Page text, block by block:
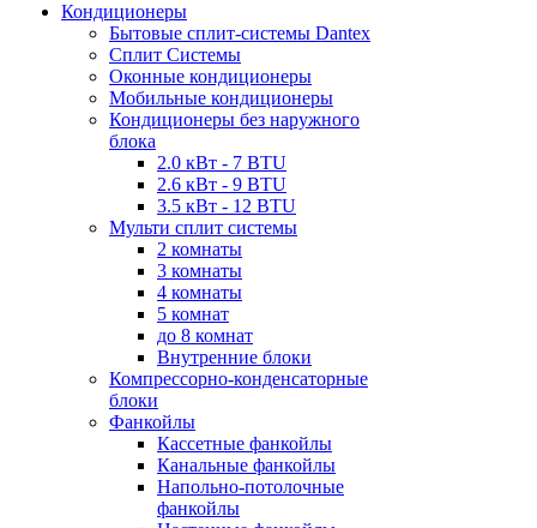
Кондиционеры
Бытовые сплит-системы Dantex
Сплит Системы
Оконные кондиционеры
Мобильные кондиционеры
Кондиционеры без наружного
блока
2.0 кВт - 7 BTU
2.6 кВт - 9 BTU
3.5 кВт - 12 BTU
Мульти сплит системы
2 комнаты
3 комнаты
4 комнаты
5 комнат
до 8 комнат
Внутренние блоки
Компрессорно-конденсаторные
блоки
Фанкойлы
Кассетные фанкойлы
Канальные фанкойлы
Напольно-потолочные
фанкойлы